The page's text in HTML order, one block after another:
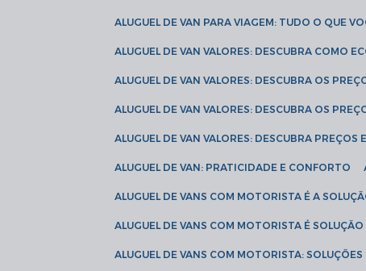
ALUGUEL DE VAN PARA VIAGEM: TUDO O QUE
ALUGUEL DE VAN VALORES: DESCUBRA COMO
ALUGUEL DE VAN VALORES: DESCUBRA OS
ALUGUEL DE VAN VALORES: DESCUBRA OS
ALUGUEL DE VAN VALORES: DESCUBRA PREÇOS
ALUGUEL DE VAN: PRATICIDADE E CONFORTO
ALUGUEL DE VANS COM MOTORISTA É A
ALUGUEL DE VANS COM MOTORISTA É
ALUGUEL DE VANS COM MOTORISTA: